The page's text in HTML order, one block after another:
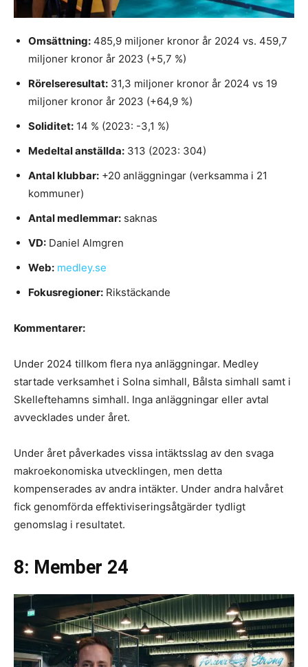
Omsättning: 485,9 miljoner kronor år 2024 vs. 459,7
miljoner kronor år 2023 (+5,7 %)
Rörelseresultat: 31,3 miljoner kronor år 2024 vs 19
miljoner kronor år 2023 (+64,9 %)
Soliditet: 14 % (2023: -3,1 %)
Medeltal anställda: 313 (2023: 304)
Antal klubbar: +20 anläggningar (verksamma i 21
kommuner)
Antal medlemmar: saknas
VD: Daniel Almgren
Web: medley.se
Fokusregioner: Rikstäckande
Kommentarer:
Under 2024 tillkom flera nya anläggningar. Medley
startade verksamhet i Solna simhall, Bålsta simhall samt i
Skelleftehamns simhall. Inga anläggningar eller avtal
avvecklades under året.
Under året påverkades vissa intäktsslag av den svaga
makroekonomiska utvecklingen, men detta
kompenserades av andra intäkter. Under andra halvåret
fick genomförda effektiviseringsåtgärder tydligt
genomslag i resultatet.
8: Member 24